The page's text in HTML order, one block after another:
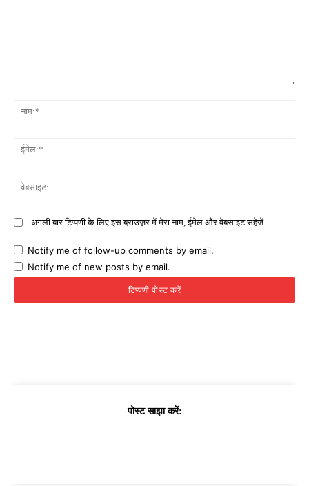
अगली बार टिप्पणी के लिए इस ब्राउज़र में मेरा नाम, ईमेल और वेबसाइट सहेजें
Notify me of follow-up comments by email.
Notify me of new posts by email.
पोस्ट साझा करें: